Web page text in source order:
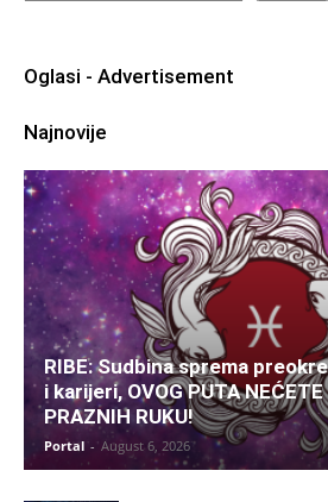
Oglasi - Advertisement
Najnovije
RIBE: Sudbina sprema
i karijeri, OVOG PUTA
PRAZNIH RUKU!
Portal - August 6, 2026